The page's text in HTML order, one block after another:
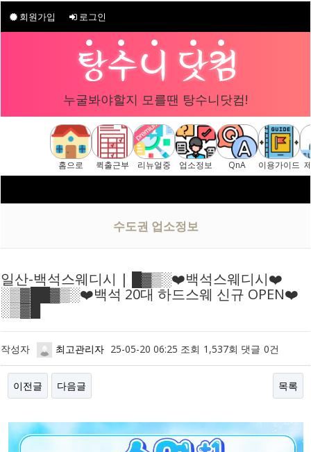
회원가입 로그인
누굴봐야할지 모를땐 탕수니닷컴!
홈으로 퀵출근부 리뉴얼중 업소정보 QnA 이용가이드
수도권 업소정보
일산-백석스웨디시 | █▓▒░❤️백석스웨디시❤️
░▒▓██▓▒░❤️백석 20대 하드스웨 신규 OPEN❤️
░▒▓█
작성자 최고관리자 25-05-20 06:25 조회 1,537회 댓글 0건
이전글 다음글 목록
본문